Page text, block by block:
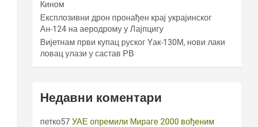
Кином
Експлозивни дрон пронађен крај украјинског
Ан-124 на аеродрому у Лајпцигу
Вијетнам први купац руског Yак-130М, нови лаки
ловац улази у састав РВ
Недавни коментари
петко57 УАЕ опремили Мираге 2000 вођеним